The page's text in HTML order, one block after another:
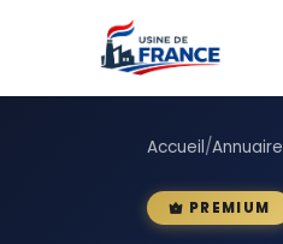
Accueil/Annuaire
PREMIUM